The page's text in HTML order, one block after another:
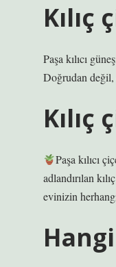
Paşa kılıcı
Doğrudan değil,
Paşa kılıcı
adlandırılan
evinizin